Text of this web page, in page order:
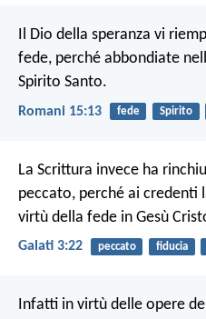
Il Dio della speranza vi
fede, perché abbondiate
Spirito Santo.
Romani 15:13 fede Spirito
La Scrittura invece ha
peccato, perché ai credenti
virtù della fede in Gesù
Galati 3:22 peccato fiducia
Infatti in virtù delle opere